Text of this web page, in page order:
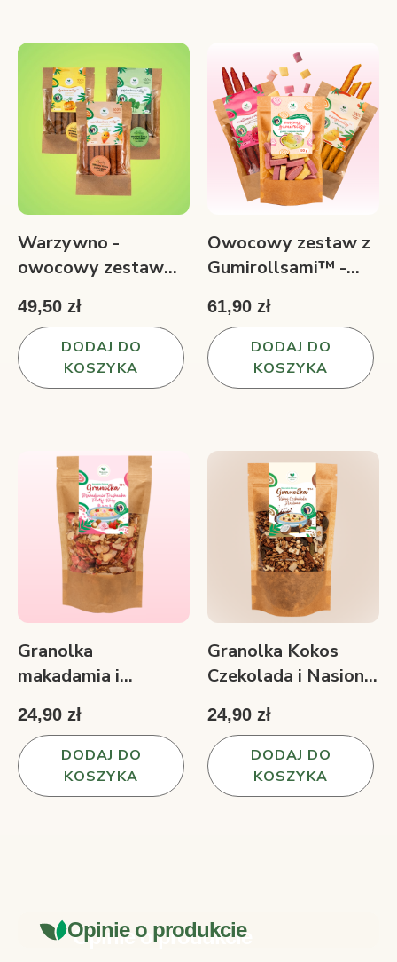
Warzywno -
owocowy zestaw
rollsy™ 3 smaki 150
g
49,50 zł
DODAJ DO
KOSZYKA
Owocowy zestaw z
Gumirollsami™ -
jogurtowe gumy
180 g
61,90 zł
DODAJ DO
KOSZYKA
Granolka
makadamia i
g
24,90 zł
DODAJ DO
KOSZYKA
Granolka Kokos
Czekolada i Nasiona
24,90 zł
DODAJ DO
KOSZYKA
Opinie o produkcie